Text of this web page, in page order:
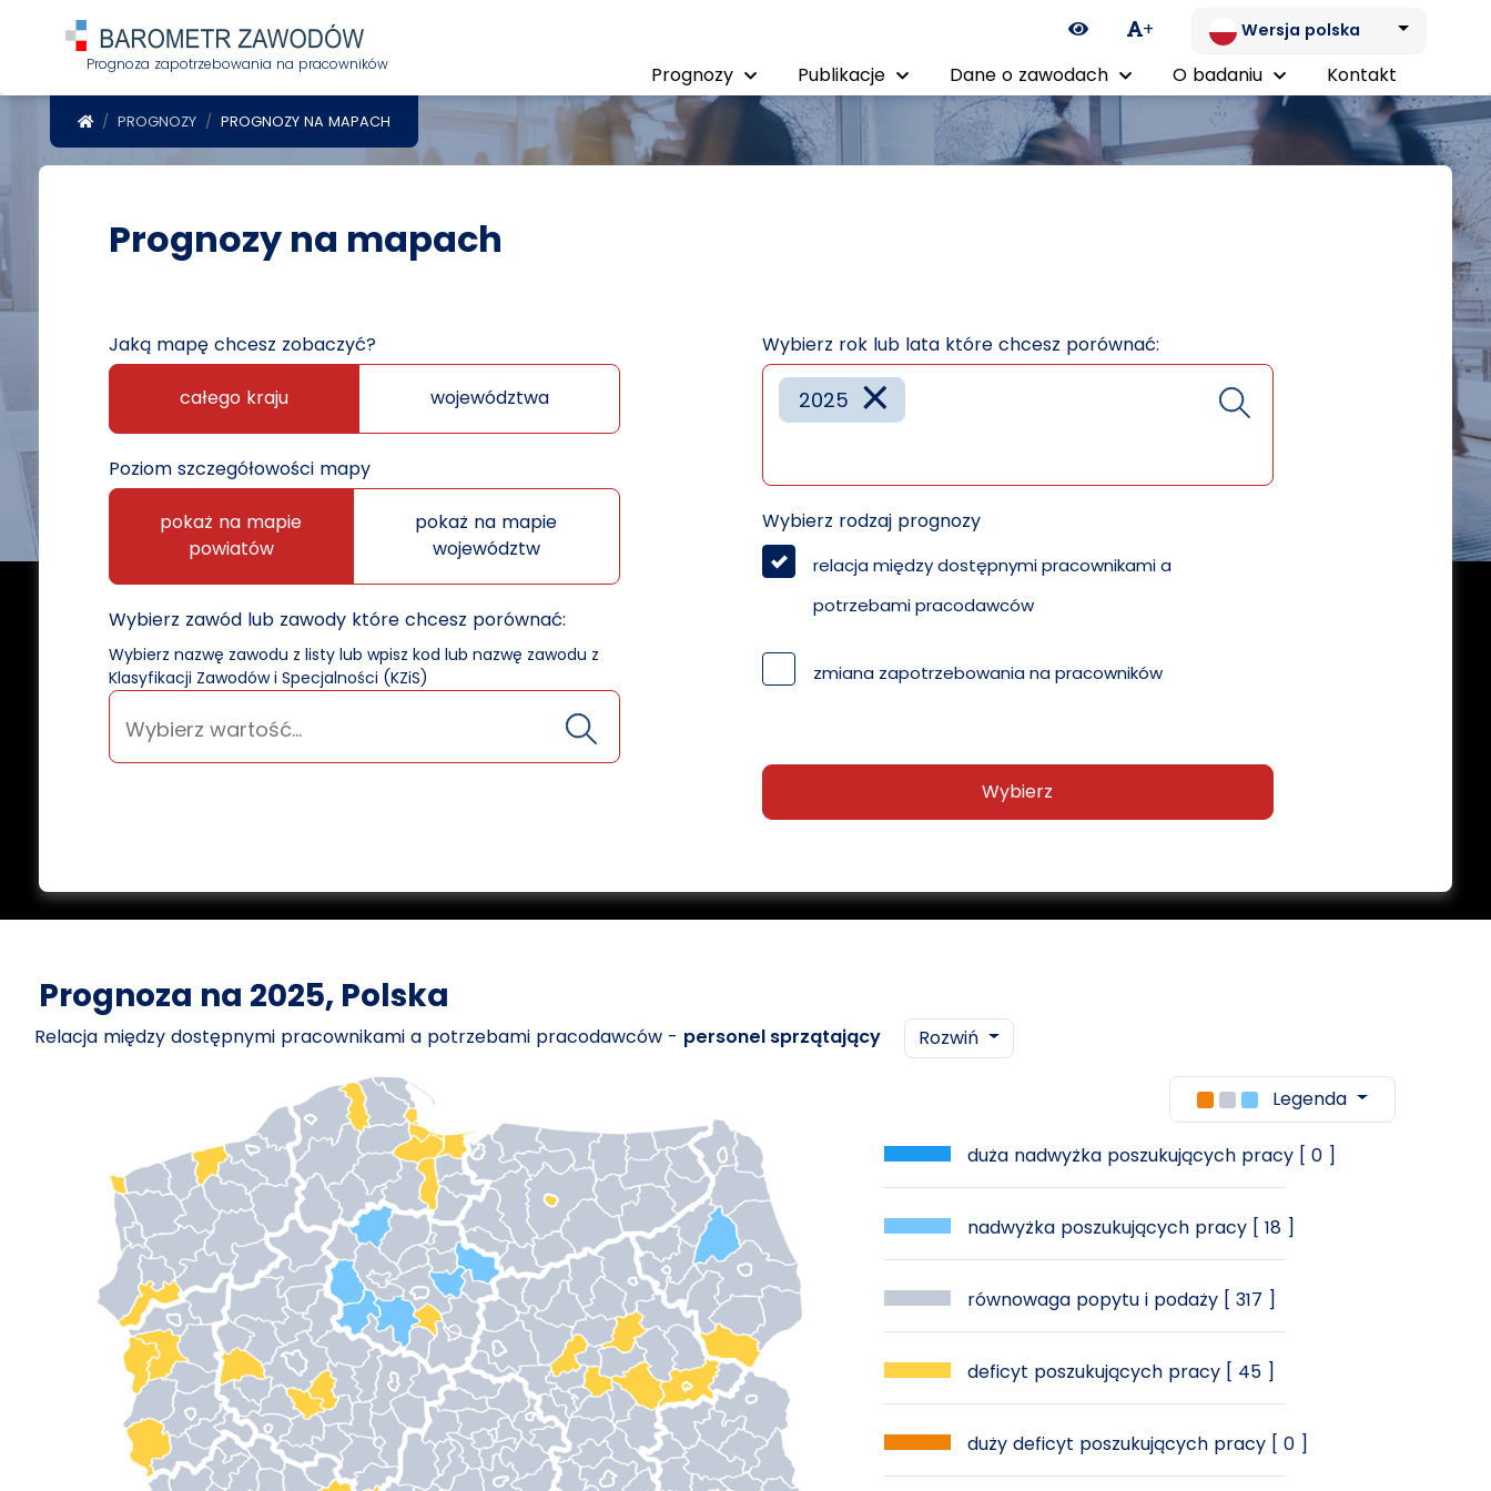
Prognoza zapotrzebowania na pracowników
Ikona zmiany kontrastu
+ Wersja polska
Prognozy Publikacje Dane o zawodach O badaniu Kontakt
POWRÓT DO STRONY GŁÓWNEJ
PROGNOZY PROGNOZY NA MAPACH
Prognozy na mapach
Jaką mapę chcesz zobaczyć?
całego kraju województwa
Poziom szczegółowości mapy
pokaż na mapie
powiatów
pokaż na mapie
województw
Wybierz zawód lub zawody które chcesz porównać:
Wybierz nazwę zawodu z listy lub wpisz kod lub nazwę zawodu z
Klasyfikacji Zawodów i Specjalności (KZiS)
Wybierz rok lub lata które chcesz porównać:
×
2025
Wybierz rodzaj prognozy
relacja między dostępnymi pracownikami a
potrzebami pracodawców
zmiana zapotrzebowania na pracowników
Wybierz
Prognoza na 2025, Polska
Relacja między dostępnymi pracownikami a potrzebami pracodawców - personel sprzątający Rozwiń
Legenda
duża nadwyżka poszukujących pracy [ 0 ]
nadwyżka poszukujących pracy [ 18 ]
równowaga popytu i podaży [ 317 ]
deficyt poszukujących pracy [ 45 ]
duży deficyt poszukujących pracy [ 0 ]